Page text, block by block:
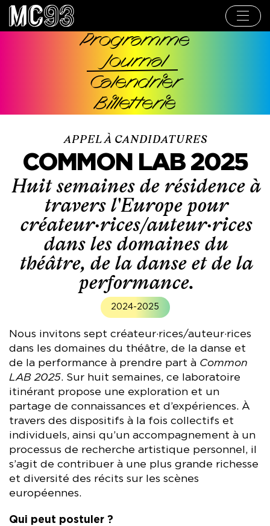
Aller
contenu
Programme
Journal
Calendrier
Billetterie
APPEL À CANDIDATURES
COMMON LAB 2025
Huit semaines de résidence à
travers l'Europe pour
créateur·rices/auteur·rices
dans les domaines du
théâtre, de la danse et de la
performance.
2024-2025
Nous invitons sept créateur·rices/auteur·rices
dans les domaines du théâtre, de la danse et
de la performance à prendre part à Common
LAB 2025. Sur huit semaines, ce laboratoire
itinérant propose une exploration et un
partage de connaissances et d’expériences. À
travers des dispositifs à la fois collectifs et
individuels, ainsi qu’un accompagnement à un
processus de recherche artistique personnel, il
s’agit de contribuer à une plus grande richesse
et diversité des récits sur les scènes
européennes.
Qui peut postuler ?